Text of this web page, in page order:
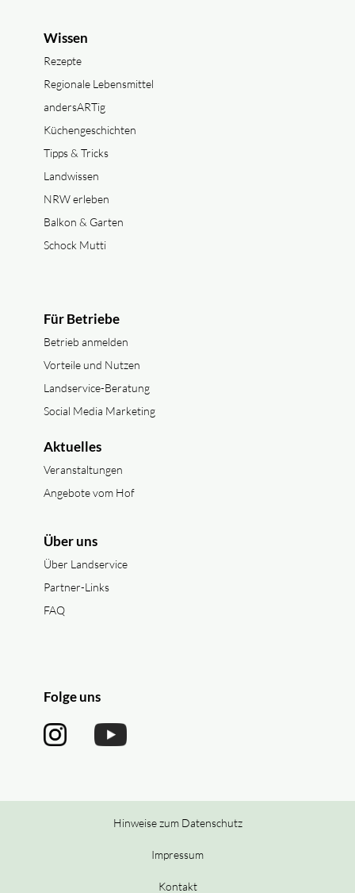
Wissen
Rezepte
Regionale Lebensmittel
andersARTig
Küchengeschichten
Tipps & Tricks
Landwissen
NRW erleben
Balkon & Garten
Schock Mutti
Für Betriebe
Betrieb anmelden
Vorteile und Nutzen
Landservice-Beratung
Social Media Marketing
Aktuelles
Veranstaltungen
Angebote vom Hof
Über uns
Über Landservice
Partner-Links
FAQ
Folge uns
Hinweise zum Datenschutz
Impressum
Kontakt